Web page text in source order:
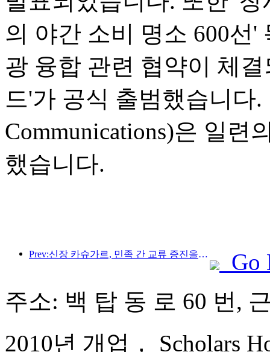
의 야간 소비 명소 600선
광 융합 관련 협약이 체
드'가 공식 출범했습니다
Communications)은 일련
했습니다.
Prev:신장 카슈가르, 민족 간 교류 증진을 위한 관광 홍보 행사 개최
Go
주소: 백 탑 동 로 60 번,
2010년 개업， Scholars